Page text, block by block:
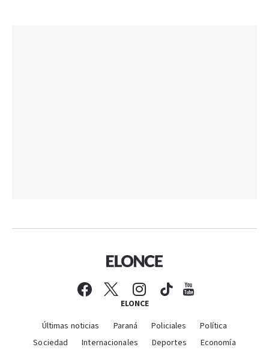
ELONCE
Últimas noticias Paraná Policiales
Política
Sociedad
Internacionales Deportes Economía